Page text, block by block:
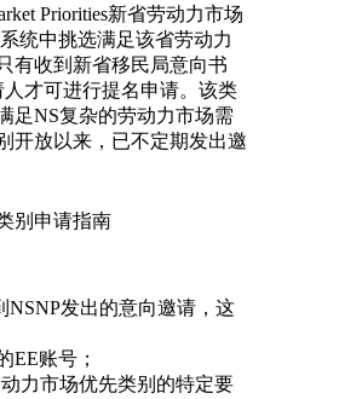
Priorities新省劳动力市场
统中挑选满足该省劳动力
有收到新省移民局意向书
人才可进行提名申请。该类
足NS复杂的劳动力市场需
开放以来，已不定期发出邀
别申请指南
NSNP发出的意向邀请，这
EE账号；
力市场优先类别的特定要